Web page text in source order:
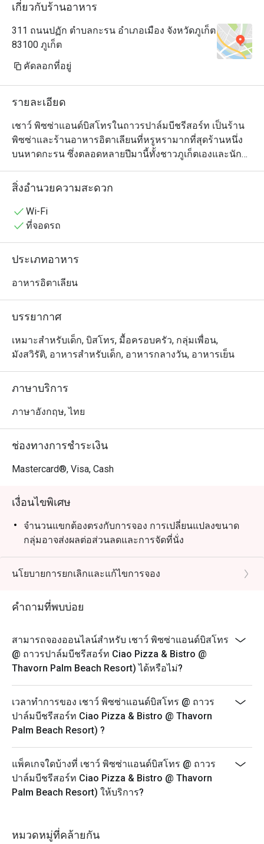
เกี่ยวกับร้านอาหาร
311 ถนนปฏัก ตำบลกะรน อำเภอเมือง จังหวัดภูเก็ต
83100 ภูเก็ต
คัดลอกที่อยู่
รายละเอียด
เชาว์ พิซซ่าแอนด์บิสโทรในถาวรปาล์มบีชรีสอร์ท เป็นร้าน
พิซซ่าและร้านอาหารอิตาเลียนที่หรูหรามากที่สุดร้านหนึ่ง
บนหาดกะรน ซึ่งตลอดหลายปีมานี้ทั้งชาวภูเก็ตเองและนัก
ท่องเที่ยวมักจะแวะไปรับประทานพิซซ่าที่นี่กันเป็นประจำ
สำหรับคนที่สงสัยว่าทำไมพิซซ่าของเชาว์จึงอร่อยเหนือชั้น
คุณภาพล้วนๆ แต่นอกจากพิซซ่าแล้ว ทางร้านก็ยังมีเมนู
อิตาเลียนอื่นๆ ที่น่าสนใจให้เลือกทานด้วย อย่างเช่น พาสต้า
สิ่งอำนวยความสะดวก
Wi-Fi
ที่จอดรถ
ประเภทอาหาร
อาหารอิตาเลียน
บรรยากาศ
เหมาะสำหรับเด็ก, บิสโทร, มื้อครอบครัว, กลุ่มเพื่อน,
มังสวิรัติ, อาหารสำหรับเด็ก, อาหารกลางวัน, อาหารเย็น
ภาษาบริการ
ภาษาอังกฤษ, ไทย
ช่องทางการชำระเงิน
Mastercard®, Visa, Cash
เงื่อนไขพิเศษ
จำนวนแขกต้องตรงกับการจอง การเปลี่ยนแปลงขนาด
กลุ่มอาจส่งผลต่อส่วนลดและการจัดที่นั่ง
นโยบายการยกเลิกและแก้ไขการจอง
คำถามที่พบบ่อย
สามารถจองออนไลน์สำหรับ เชาว์ พิซซ่าแอนด์บิสโทร
@ ถาวรปาล์มบีชรีสอร์ท Ciao Pizza & Bistro @
Thavorn Palm Beach Resort) ได้หรือไม่?
เวลาทำการของ เชาว์ พิซซ่าแอนด์บิสโทร @ ถาวร
ปาล์มบีชรีสอร์ท Ciao Pizza & Bistro @ Thavorn
Palm Beach Resort) ?
แพ็คเกจใดบ้างที่ เชาว์ พิซซ่าแอนด์บิสโทร @ ถาวร
ปาล์มบีชรีสอร์ท Ciao Pizza & Bistro @ Thavorn
Palm Beach Resort) ให้บริการ?
หมวดหมู่ที่คล้ายกัน